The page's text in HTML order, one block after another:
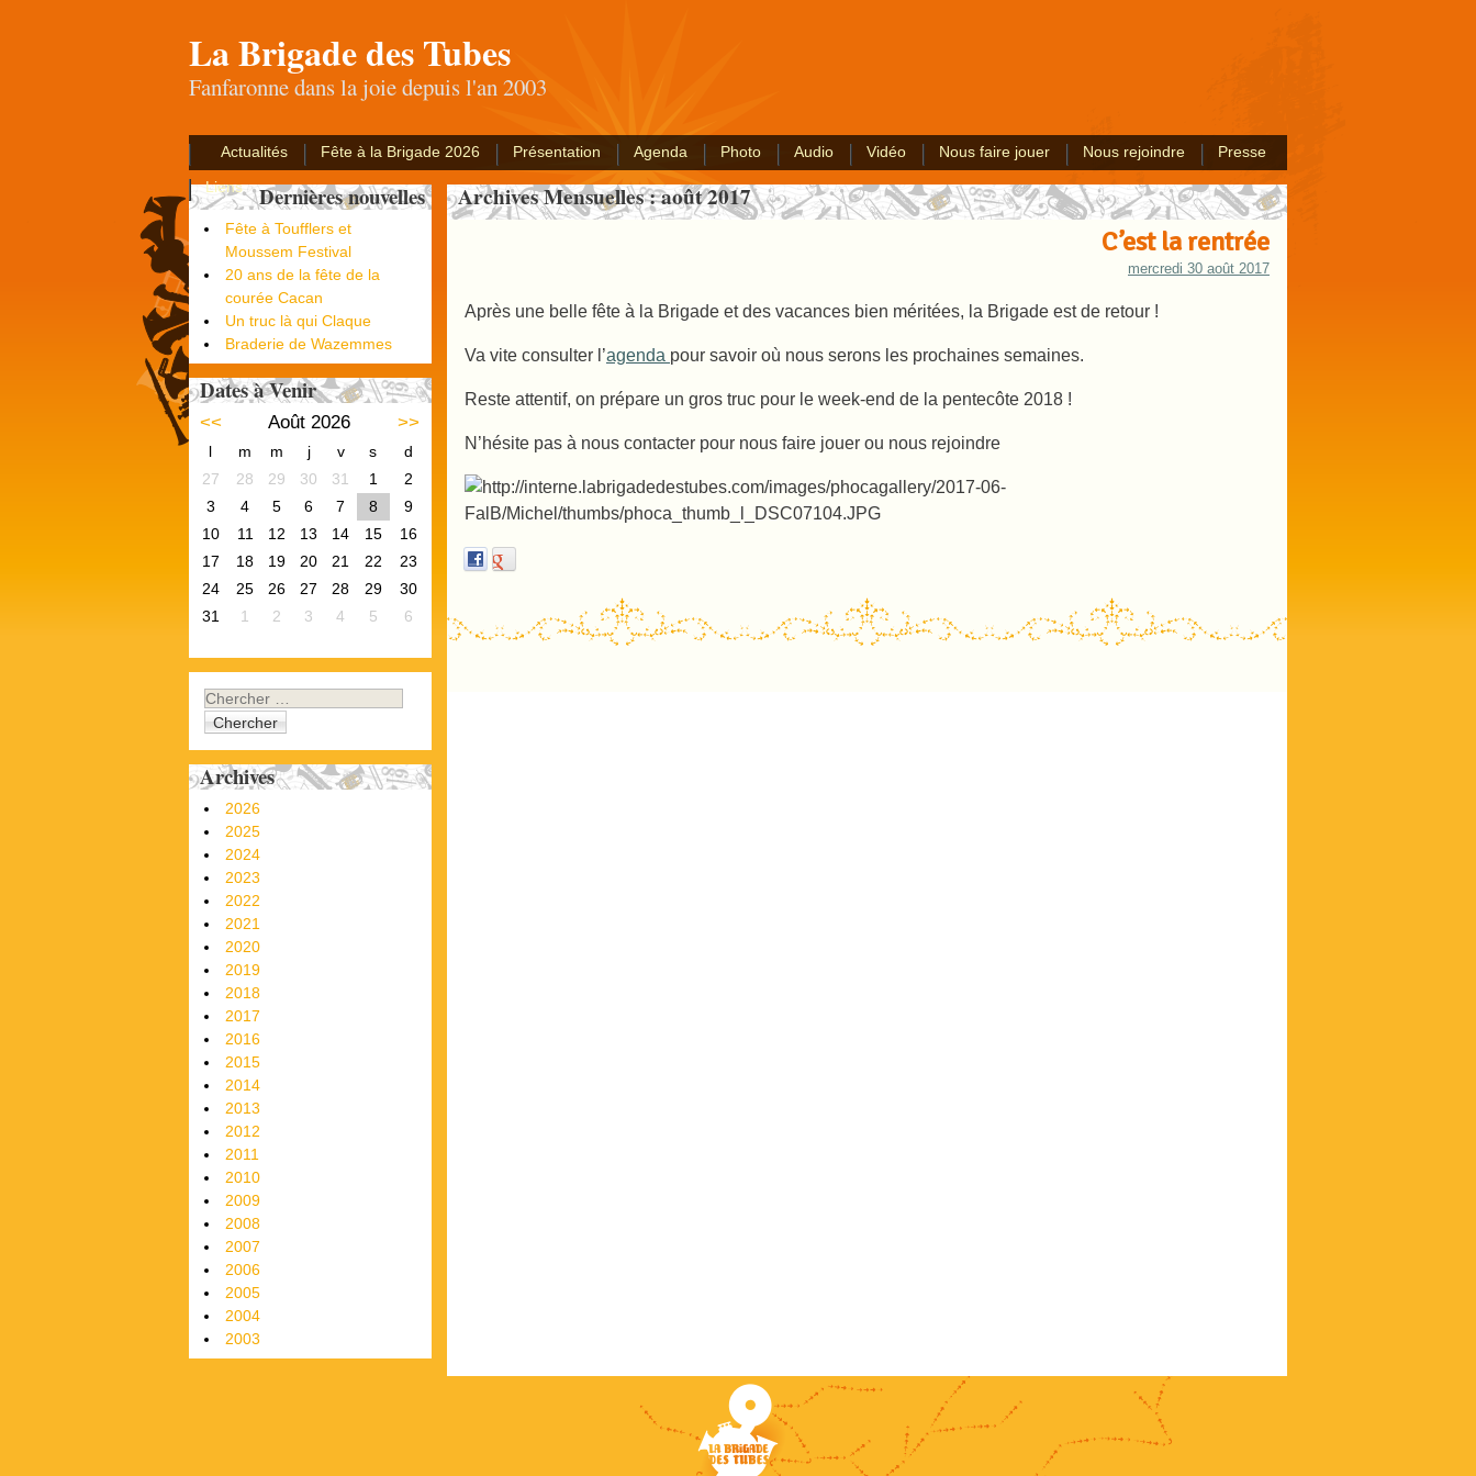
La Brigade des Tubes
Fanfaronne dans la joie depuis l'an 2003
Actualités Fête à la Brigade 2026 Présentation Agenda Photo Audio Vidéo Nous faire jouer Nous rejoindre
Presse
Liens
Archives Mensuelles :août 2017
C’est la rentrée
mercredi 30 août 2017
Après une belle fête à la Brigade et des vacances bien méritées, la Brigade est de retour !
Va vite consulter l’agenda pour savoir où nous serons les prochaines semaines.
Reste attentif, on prépare un gros truc pour le week-end de la pentecôte 2018 !
N’hésite pas à nous contacter pour nous faire jouer ou nous rejoindre
Dernières nouvelles
Fête à Toufflers et
Moussem Festival
20 ans de la fête de la
courée Cacan
Un truc là qui Claque
Braderie de Wazemmes
Dates à Venir
<< Août 2026 >>
l m m j v s
d
27
28 29 30 31 1
2
3
4 5 6 7 8
9
10
11 12 13 14 15
16
17
18 19 20 21 22
23
24
25 26 27 28 29
30
31
1 2 3 4 5 6
Chercher
Archives
2026
2025
2024
2023
2022
2021
2020
2019
2018
2017
2016
2015
2014
2013
2012
2011
2010
2009
2008
2007
2006
2005
2004
2003